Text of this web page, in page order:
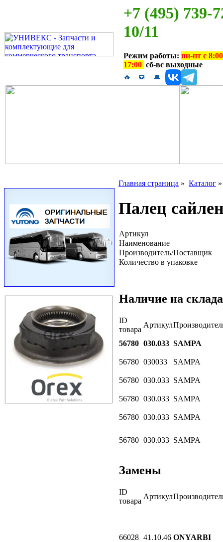
+7 (495) 739-
10/11
Режим работы: пн-пт с
17:00 сб-вс выходные
Главная страница » Каталог
Палец
Артикул
Наименование
Производитель/Поставщик
Количество в упаковке
Наличие на
ID
товара
Артикул
56780 030.033 SAMPA
56780 030033 SAMPA
56780 030.033 SAMPA
56780 030.033 SAMPA
56780 030.033 SAMPA
56780 030.033 SAMPA
Замены
ID
товара
Артикул
66028 41.10.46 ONYARBI